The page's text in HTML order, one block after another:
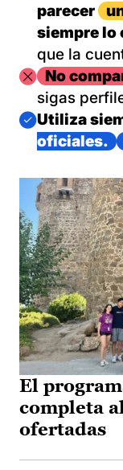
parecer
siempre lo
que la
Imagen
No
sigas
Imagen
Utiliza
oficiales.
El
completa
ofertadas